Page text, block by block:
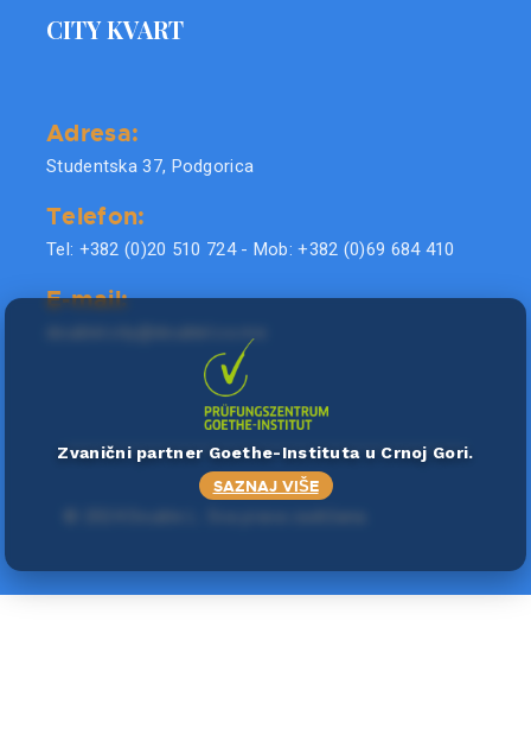
CITY KVART
Adresa:
Studentska 37, Podgorica
Telefon:
Tel: +382 (0)20 510 724 - Mob: +382 (0)69 684 410
E-mail:
Zvanični partner Goethe-Instituta u Crnoj Gori.
SAZNAJ VIŠE